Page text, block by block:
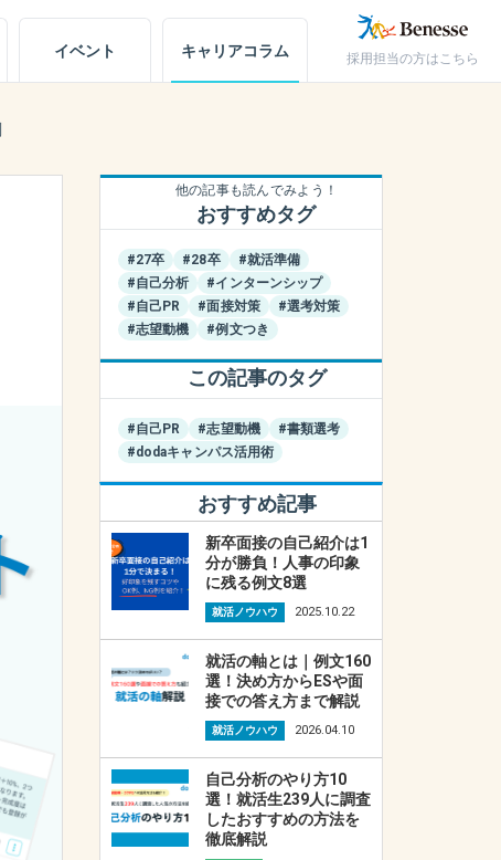
イベント キャリアコラム 採用担当の方はこちら
お問い合わせ
他の記事も読んでみよう！
おすすめタグ
#27卒 #28卒
#就活準備
#自己分析
#インターンシップ
#自己PR
#面接対策
#選考対策
#志望動機
#例文つき
この記事のタグ
#自己PR #志望動機
#書類選考
#dodaキャンパス活用術
おすすめ記事
新卒面接の自己紹介は1
分が勝負！人事の印象
に残る例文8選
就活ノウハウ 2025.10.22
就活の軸とは｜例文160
選！決め方からESや面
接での答え方まで解説
就活ノウハウ 2026.04.10
自己分析のやり方10
選！就活生239人に調査
したおすすめの方法を
徹底解説